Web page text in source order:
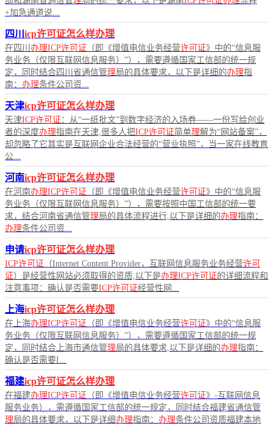
+加急通道说...
四川 icp许可证怎么样办理
在四川 办理ICP许可证 （即《增值电信业务经营许可证》中的“信息服
务业务（仅限互联网信息服务）”），需要遵循国家工信部的统一规
定，同时结合四川省通信管理局的具体要求，以下是详细的办理指
南： 办理条件公司资...
天津icp许可证怎么样办理
天津ICP许可证：从“一纸批文”到数字经济的入场券——一份写给创业
者的深度办理指南在天津,很多人把ICP许可证简单理解为“网站备案”，
却忽略了它其实是互联网企业合法经营的“营业执照”，当一家在线教育
公...
河南icp许可证怎么样办理
在河南办理ICP许可证 （即《增值电信业务经营许可证》中的“信息服
务业务（仅限互联网信息服务）”），需要按照中国工信部的统一要
求，结合河南省通信管理局的具体流程进行,以下是详细的办理指南：
办理条件公司资...
申请icp许可证怎么样办理
ICP许可证 （Internet Content Provider，互联网信息服务业务经营许可
证）是经营性网站必须取得的资质,以下是办理ICP许可证的详细流程和
注意事项：确认是否需要ICP许可证经营性网...
上海icp许可证怎么样办理
在上海办理ICP许可证 （即《增值电信业务经营许可证》中的“信息服
务业务（仅限互联网信息服务）”），需要遵循国家工信部的统一规
定，同时结合上海市通信管理局的具体要求,以下是详细的办理指南：
确认是否需要I...
福建icp许可证怎么样办理
在福建办理ICP许可证 （即《增值电信业务经营许可证》-互联网信息
服务业务），需遵循国家工信部的统一规定，同时结合福建省通信管
理局的具体要求，以下是详细办理指南： 办理条件公司资质福建本地